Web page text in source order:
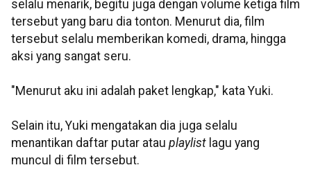
selalu menarik, begitu juga dengan volume ketiga film
tersebut yang baru dia tonton. Menurut dia, film
tersebut selalu memberikan komedi, drama, hingga
aksi yang sangat seru.
"Menurut aku ini adalah paket lengkap," kata Yuki.
Selain itu, Yuki mengatakan dia juga selalu
menantikan daftar putar atau playlist lagu yang
muncul di film tersebut.